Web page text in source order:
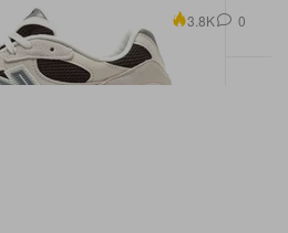
3.8K 0